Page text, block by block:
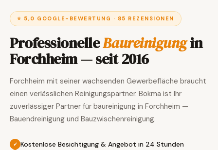
⭐ 5,0 GOOGLE-BEWERTUNG · 85 REZENSIONEN
ProfessionelleBaureinigungin
Forchheim — seit 2016
Forchheim mit seiner wachsenden Gewerbefläche braucht
einen verlässlichen Reinigungspartner. Bokma ist Ihr
zuverlässiger Partner für baureinigung in Forchheim —
Bauendreinigung und Bauzwischenreinigung.
Kostenlose Besichtigung & Angebot in 24 Stunden